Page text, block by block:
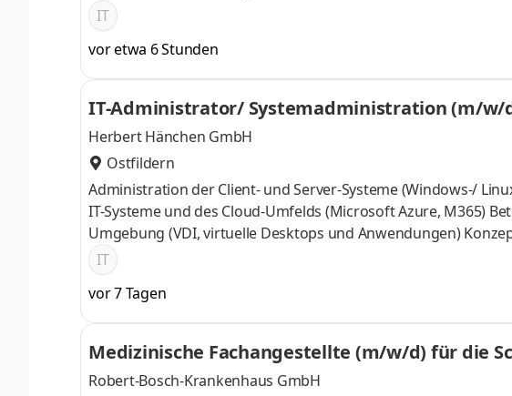
Migrationen. Serverbetrieb und Plattformen: Bereitstellung /
(Ubuntu) und zentraler Infrastrukturservices (Fileservices, DNS/
Weiterentwicklung der Virtualisierungsumgebungen (Proxmox)
IT
vor etwa 6 Stunden
IT-Administrator/ Systemadministration (m/w/
Herbert Hänchen GmbH
Ostfildern
Administration der Client- und Server-Systeme (Windows-/
IT-Systeme und des Cloud-Umfelds (Microsoft Azure, M365)
Umgebung (VDI, virtuelle Desktops und Anwendungen)
Landschaft inkl. der Standortvernetzung Verantwortung für IT-
Netzwerksegmentierung, SOC-Anbindung, Antispam,
IT
vor 7 Tagen
Medizinische Fachangestellte (m/w/d) für die
Robert-Bosch-Krankenhaus GmbH